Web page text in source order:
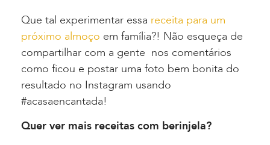
Que tal experimentar essa receita para um
próximo almoço em família?! Não esqueça de
compartilhar com a gente nos comentários
como ficou e postar uma foto bem bonita do
resultado no Instagram usando
#acasaencantada!
Quer ver mais receitas com berinjela?